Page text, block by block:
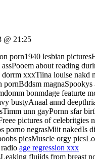
@ 21:25
porn1940 lesbian
about reading
xxxTiina louise nakd
pornBddsm
bonmdage featurte
bustyAnaal annd
unn gayPornn sfar
pictures of celebritgies
porno negrasMiit nakedIs
picsMuscle orgy
age regression xxx
flujids from breast